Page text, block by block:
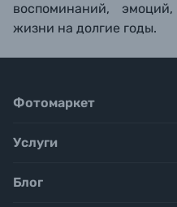
воспоминаний,
жизни на долгие годы.
Фотомаркет
Услуги
Блог